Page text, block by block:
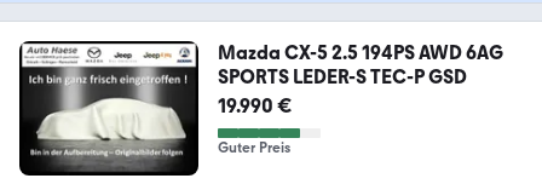
Mazda CX-5 2.5 194PS AWD 6AG
SPORTS LEDER-S TEC-P GSD
19.990 €
Guter Preis